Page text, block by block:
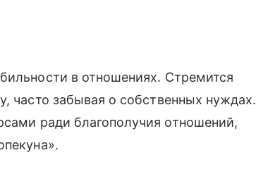
в отношениях. Стремится
часто забывая о собственных нуждах.
ради благополучия отношений,